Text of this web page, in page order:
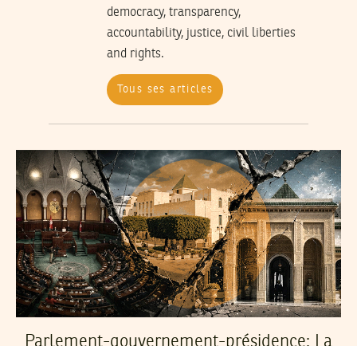
democracy, transparency,
accountability, justice, civil liberties
and rights.
Tous ses articles
Parlement-gouvernement-présidence: La